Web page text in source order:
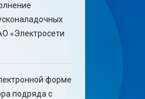
«Электросети
форме
подряда с